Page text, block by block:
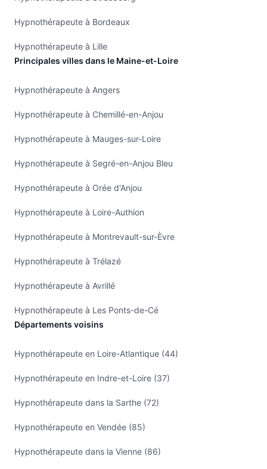
Hypnothérapeute à Bordeaux
Hypnothérapeute à Lille
Principales villes dans le Maine-et-Loire
Hypnothérapeute à Angers
Hypnothérapeute à Chemillé-en-Anjou
Hypnothérapeute à Mauges-sur-Loire
Hypnothérapeute à Segré-en-Anjou Bleu
Hypnothérapeute à Orée d'Anjou
Hypnothérapeute à Loire-Authion
Hypnothérapeute à Montrevault-sur-Èvre
Hypnothérapeute à Trélazé
Hypnothérapeute à Avrillé
Hypnothérapeute à Les Ponts-de-Cé
Départements voisins
Hypnothérapeute en Loire-Atlantique (44)
Hypnothérapeute en Indre-et-Loire (37)
Hypnothérapeute dans la Sarthe (72)
Hypnothérapeute en Vendée (85)
Hypnothérapeute dans la Vienne (86)